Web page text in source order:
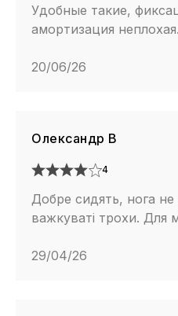
Удобные такие,
амортизация
20/06/26
Олександр В
4
Добре сидять, нога
важкуваті трохи. Для
29/04/26